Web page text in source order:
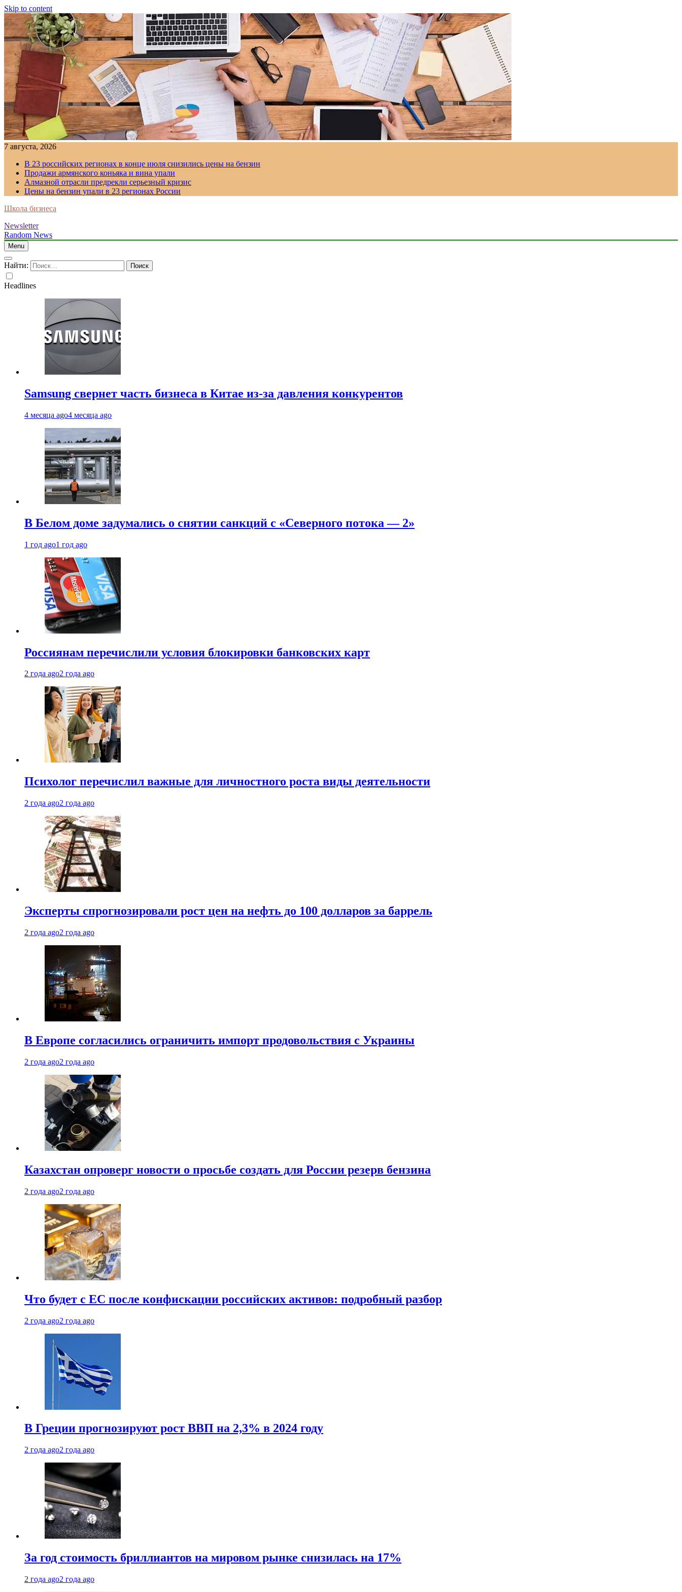
Skip to content
7 августа, 2026
В 23 российских регионах в конце июля снизились цены на бензин
Продажи армянского коньяка и вина упали
Алмазной отрасли предрекли серьезный кризис
Цены на бензин упали в 23 регионах России
Школа бизнеса
Newsletter
Random News
Menu
Найти:
Headlines
Samsung свернет часть бизнеса в Китае из-за давления конкурентов
4 месяца ago4 месяца ago
В Белом доме задумались о снятии санкций с «Северного потока — 2»
1 год ago1 год ago
Россиянам перечислили условия блокировки банковских карт
2 года ago2 года ago
Психолог перечислил важные для личностного роста виды деятельности
2 года ago2 года ago
Эксперты спрогнозировали рост цен на нефть до 100 долларов за баррель
2 года ago2 года ago
В Европе согласились ограничить импорт продовольствия с Украины
2 года ago2 года ago
Казахстан опроверг новости о просьбе создать для России резерв бензина
2 года ago2 года ago
Что будет с ЕС после конфискации российских активов: подробный разбор
2 года ago2 года ago
В Греции прогнозируют рост ВВП на 2,3% в 2024 году
2 года ago2 года ago
За год стоимость бриллиантов на мировом рынке снизилась на 17%
2 года ago2 года ago